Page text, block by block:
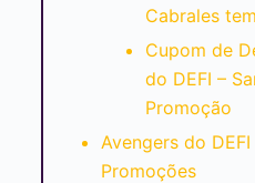
Cabrales
Cupom de
do DEFI –
Promoção
Avengers do
Promoções